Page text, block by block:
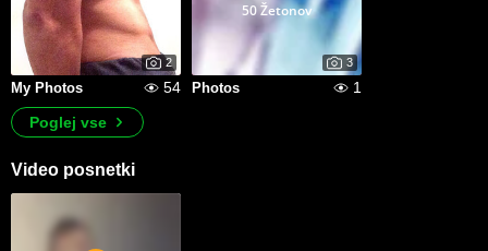
2
My Photos 54
50 Žetonov
3
Photos
1
Poglej vse
Video posnetki